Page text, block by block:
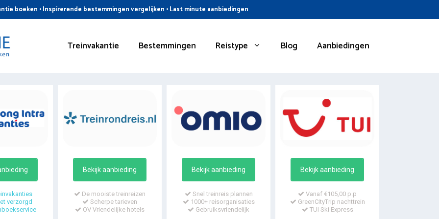
boeken • Inspirerende bestemmingen vergelijken • Last minute aanbiedingen
Treinvakantie Bestemmingen Reistype Blog Aanbiedingen
verzorgd
Bekijk aanbieding
De mooiste treinreizen
Scherpe tarieven
OV Vriendelijke hotels
Bekijk aanbieding
Snel treinreis plannen
1000+ reisorganisaties
Gebruiksvriendelijk
Bekijk aanbieding
Vanaf €105,00 p.p
GreenCityTrip nachttrein
TUI Ski Express